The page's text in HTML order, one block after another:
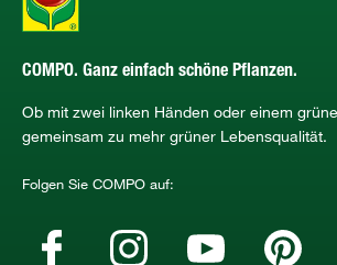
COMPO. Ganz einfach schöne Pflanzen.
Ob mit zwei linken Händen oder einem
gemeinsam zu mehr grüner Lebensqualität.
Folgen Sie COMPO auf: